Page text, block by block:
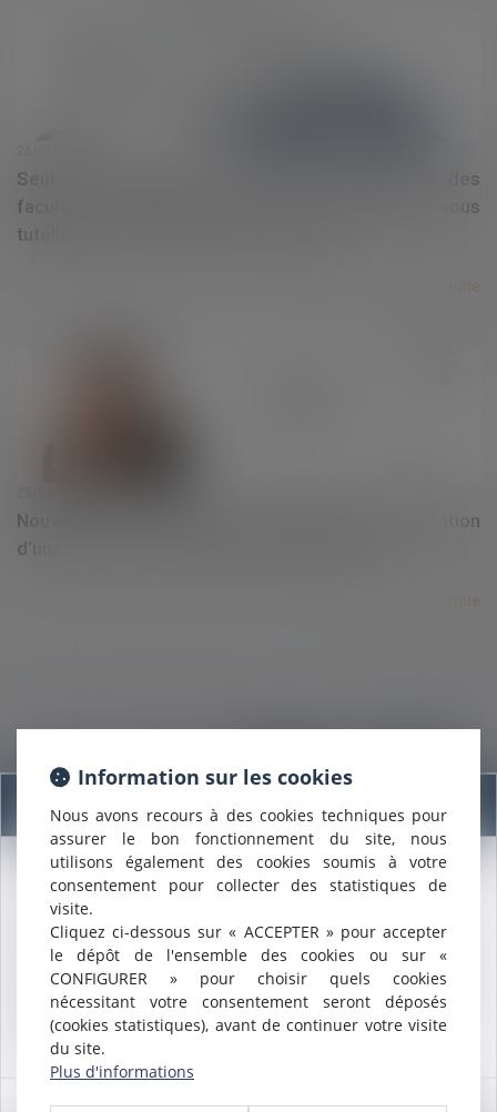
Seul un médecin peut constater l'altération des
facultés d'une personne qui doit être placée sous
tutelle pour plus de cinq ans par le juge
Nouveauté en matière de brevet français : Instauration
d’une procédure d’opposition devant l’INPI
La Saga Tapie (suite et peut-être enfin … fin ?) Les
démêlés d’un « sauveur d’entreprise » confronté
désormais à une procédure de liquidation judiciaire
25/05/2020
Lire la suite
Information sur les cookies
Nous avons recours à des cookies techniques pour
assurer le bon fonctionnement du site, nous
utilisons également des cookies soumis à votre
consentement pour collecter des statistiques de
visite.
Cliquez ci-dessous sur « ACCEPTER » pour accepter
le dépôt de l'ensemble des cookies ou sur «
CONFIGURER » pour choisir quels cookies
nécessitant votre consentement seront déposés
(cookies statistiques), avant de continuer votre visite
du site.
Plus d'informations
Information
Nous sommes heureux de vous annoncer que nous formons
désormais une
MaîtreALCALDE, du cabinet de Nîmes, est inscrite au barreau
Montpellier.
Nous pouvons désormais défendre vos intérêts avec le même
engagement dans le ressort de la
COUR D'APPEL DE
MONTPELLIER.